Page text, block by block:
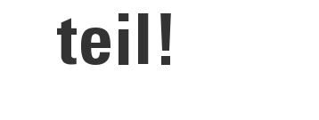
teil!